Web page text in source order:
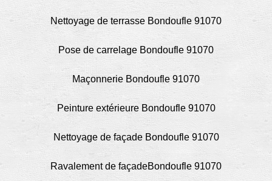
Nettoyage de terrasse Bondoufle 91070
Pose de carrelage Bondoufle 91070
Maçonnerie Bondoufle 91070
Peinture extérieure Bondoufle 91070
Nettoyage de façade Bondoufle 91070
Ravalement de façadeBondoufle 91070